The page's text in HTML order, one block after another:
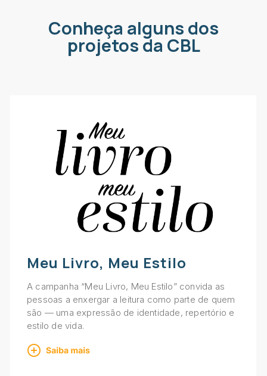
Conheça alguns dos
projetos da CBL
Meu Livro, Meu Estilo
A campanha “Meu Livro, Meu Estilo” convida as
pessoas a enxergar a leitura como parte de quem
são — uma expressão de identidade, repertório e
estilo de vida.